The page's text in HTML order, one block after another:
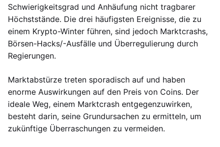
Schwierigkeitsgrad und Anhäufung nicht tragbarer
Höchststände. Die drei häufigsten Ereignisse, die zu
einem Krypto-Winter führen, sind jedoch Marktcrashs,
Börsen-Hacks/-Ausfälle und Überregulierung durch
Regierungen.
Marktabstürze treten sporadisch auf und haben
enorme Auswirkungen auf den Preis von Coins. Der
ideale Weg, einem Marktcrash entgegenzuwirken,
besteht darin, seine Grundursachen zu ermitteln, um
zukünftige Überraschungen zu vermeiden.